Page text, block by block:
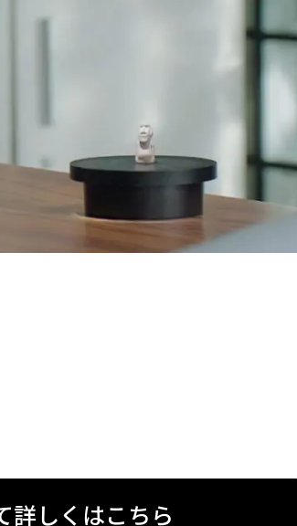
しくはこちら